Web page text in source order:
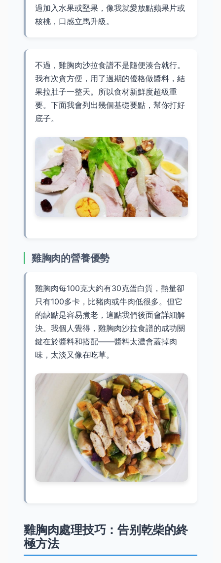
過加入水果或堅果，像我就愛放點蘋果片或
核桃，口感立馬升級。
不過，雞胸肉沙拉食譜不是隨便湊合就行。
我有次貪方便，用了過期的優格做醬料，結
果拉肚子一整天。所以食材新鮮度超級重
要。下面我會列出幾個基礎要點，幫你打好
底子。
雞胸肉的營養優勢
雞胸肉每100克大約有30克蛋白質，熱量卻
只有100多卡，比豬肉或牛肉低很多。但它
的缺點是容易煮老，這點我們後面會詳細解
決。我個人覺得，雞胸肉沙拉食譜的成功關
鍵在於醬料和搭配——醬料太濃會蓋掉肉
味，太淡又像在吃草。
雞胸肉處理技巧：告别乾柴的終
極方法